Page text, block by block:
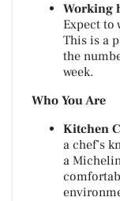
Working
Expect to
This is a
the
week.
Who You Are
Kitchen
a chef’s
a